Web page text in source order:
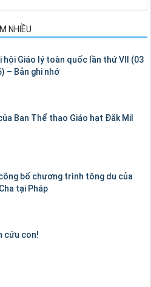
NHIỀU
hội Giáo lý toàn quốc lần thứ VII (03
– Bản ghi nhớ
Ban Thể thao Giáo hạt Đăk Mil
bố chương trình tông du của
tại Pháp
cứu con!